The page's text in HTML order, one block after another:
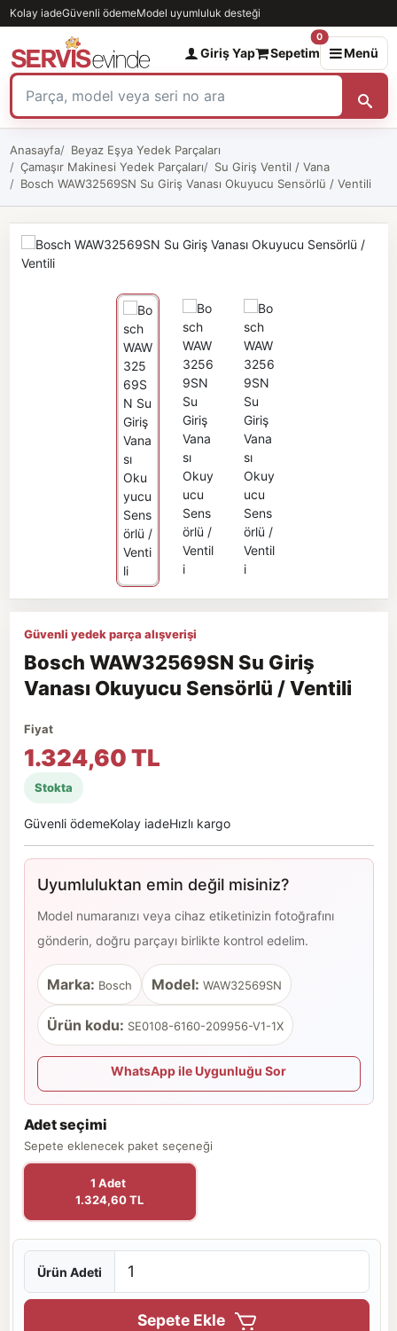
Kolay iadeGüvenli ödemeModel uyumluluk desteği
Giriş Yap Sepetim
0
Menü
Anasayfa
Beyaz Eşya Yedek Parçaları
Çamaşır Makinesi Yedek Parçaları
Su Giriş Ventil / Vana
Bosch WAW32569SN Su Giriş Vanası Okuyucu Sensörlü / Ventili
Güvenli yedek parça alışverişi
Bosch WAW32569SN Su Giriş
Vanası Okuyucu Sensörlü / Ventili
Fiyat
1.324,60 TL
Stokta
Güvenli ödemeKolay iadeHızlı kargo
Uyumluluktan emin değil misiniz?
Model numaranızı veya cihaz etiketinizin fotoğrafını
gönderin, doğru parçayı birlikte kontrol edelim.
Marka: Bosch Model: WAW32569SN
Ürün kodu: SE0108-6160-209956-V1-1X
WhatsApp ile Uygunluğu Sor
Adet seçimi
Sepete eklenecek paket seçeneği
1 Adet
1.324,60 TL
Ürün Adeti
Sepete Ekle